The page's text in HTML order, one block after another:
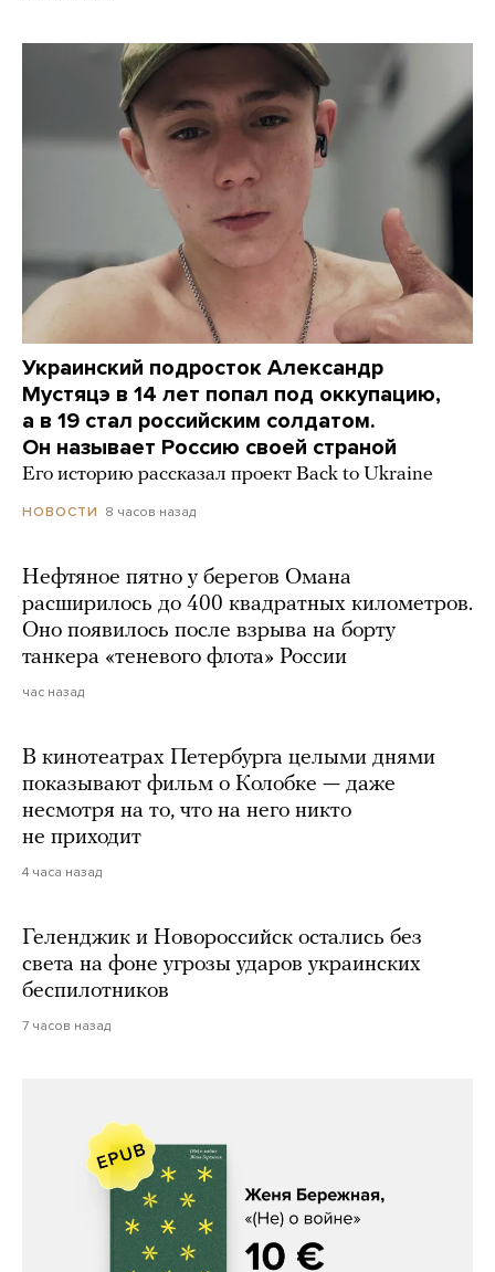
Украинский подросток Александр
Мустяцэ в 14 лет попал под оккупацию,
а в 19 стал российским солдатом.
Он называет Россию своей страной
Его историю рассказал проект Back to Ukraine
НОВОСТИ 8 часов назад
Нефтяное пятно у берегов Омана
расширилось до 400 квадратных километров.
Оно появилось после взрыва на борту
танкера «теневого флота» России
час назад
В кинотеатрах Петербурга целыми днями
показывают фильм о Колобке — даже
несмотря на то, что на него никто
не приходит
4 часа назад
Геленджик и Новороссийск остались без
света на фоне угрозы ударов украинских
беспилотников
7 часов назад